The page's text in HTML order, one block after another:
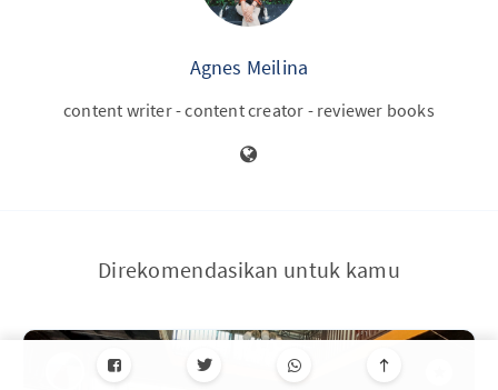
Agnes Meilina
content writer - content creator - reviewer books
Direkomendasikan untuk kamu